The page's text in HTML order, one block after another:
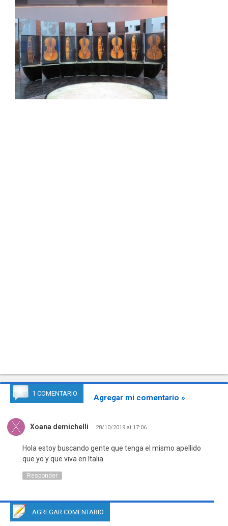
1 COMENTARIO Agregar mi comentario »
Xoana demichelli 28/10/2019 at 17:06
Hola estoy buscando gente que tenga el mismo apellido
que yo y que viva en Italia
Responder
AGREGAR COMENTARIO